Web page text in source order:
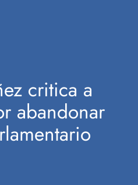
critica a
abandonar